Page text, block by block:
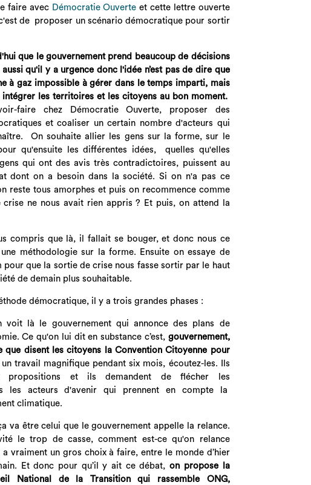
faire avec Démocratie Ouverte et cette lettre ouverte
de proposer un scénario démocratique pour sortir
que le gouvernement prend beaucoup de décisions
qu'il y a urgence donc l'idée n’est pas de dire que
à gaz impossible à gérer dans le temps imparti, mais
les territoires et les citoyens au bon moment.
faire chez Démocratie Ouverte, proposer des
et coaliser un certain nombre d'acteurs qui
On souhaite allier les gens sur la forme, sur le
qu'ensuite les différentes idées, quelles qu'elles
qui ont des avis très contradictoires, puissent au
dont on a besoin dans la société. Si on n'a pas ce
reste tous amorphes et puis on recommence comme
crise ne nous avait rien appris ? Et puis, on attend la
compris que là, il fallait se bouger, et donc nous ce
méthodologie sur la forme. Ensuite on essaye de
pour que la sortie de crise nous fasse sortir par le haut
de demain plus souhaitable.
démocratique, il y a trois grandes phases :
voit là le gouvernement qui annonce des plans de
Ce qu'on lui dit en substance c’est, gouvernement,
que disent les citoyens la Convention Citoyenne pour
travail magnifique pendant six mois, écoutez-les. Ils
propositions et ils demandent de flécher les
les acteurs d'avenir qui prennent en compte la
climatique.
va être celui que le gouvernement appelle la relance.
le trop de casse, comment est-ce qu'on relance
vraiment un gros choix à faire, entre le monde d’hier
Et donc pour qu’il y ait ce débat,on propose la
National de la Transition qui rassemble ONG,